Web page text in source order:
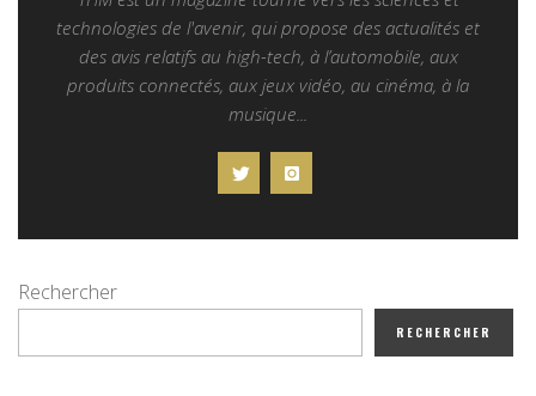
technologies de l'avenir, qui propose des actualités et
des avis relatifs au high-tech, à l’automobile, aux
produits connectés, aux jeux vidéo, au cinéma, à la
musique...
Rechercher
RECHERCHER